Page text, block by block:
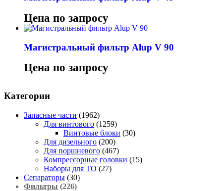
Цена по запросу
Магистральный фильтр Alup V 90
Цена по запросу
Категории
Запасные части (1962)
Для винтового (1259)
Винтовые блоки (30)
Для дизельного (200)
Для поршневого (467)
Компрессорные головки (15)
Наборы для ТО (27)
Сепараторы (30)
Фильтры (226)